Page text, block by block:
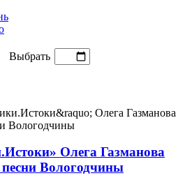
Выбрать
Олега Газманова
Вологодчины